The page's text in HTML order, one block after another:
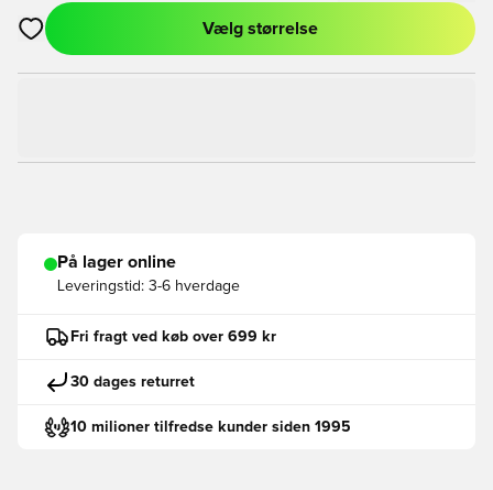
Åbner en Modal til at logge ind eller tilmelde dig som medlem
Vælg størrelse
På lager online
Leveringstid: 3-6 hverdage
Fri fragt ved køb over 699 kr
30 dages returret
10 milioner tilfredse kunder siden 1995